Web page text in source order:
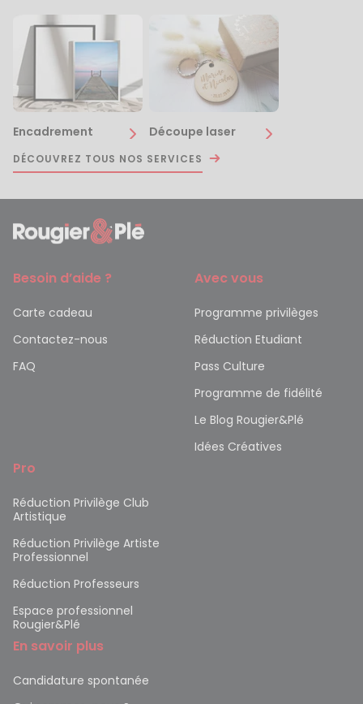
Encadrement Découpe laser
DÉCOUVREZ TOUS NOS SERVICES
Besoin d’aide ?
Carte cadeau
Contactez-nous
FAQ
Avec vous
Programme privilèges
Réduction Etudiant
Pass Culture
Programme de fidélité
Le Blog Rougier&Plé
Idées Créatives
Pro
Réduction Privilège Club
Artistique
Réduction Privilège Artiste
Professionnel
Réduction Professeurs
Espace professionnel
Rougier&Plé
En savoir plus
Candidature spontanée